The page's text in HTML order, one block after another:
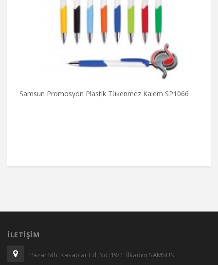
Samsun Promosyon Plastik Tükenmez Kalem SP1066
İLETIŞIM
Pazar Mh. Kasaplar Cd. No :19/1 İlkadım SAMSUN